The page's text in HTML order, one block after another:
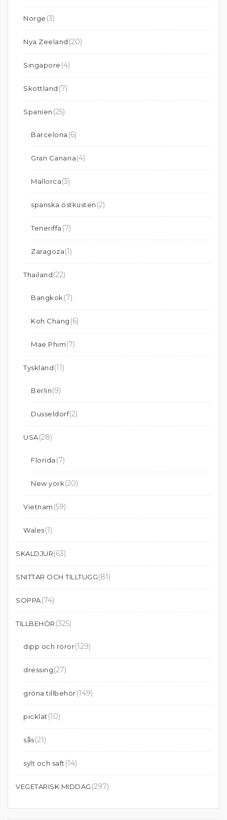
Norge (3)
Nya Zeeland (20)
Singapore (4)
Skottland (7)
Spanien (25)
Barcelona (6)
Gran Canaria(4)
Mallorca(3)
spanska östkusten (2)
Teneriffa (7)
Zaragoza(1)
Thailand(22)
Bangkok (7)
Koh Chang (6)
Mae Phim(7)
Tyskland(11)
Berlin(9)
Dusseldorf(2)
USA(28)
Florida (7)
New york(20)
Vietnam (59)
Wales(1)
SKALDJUR(63)
SNITTAR OCH TILLTUGG(81)
SOPPA(74)
TILLBEHÖR (325)
dipp och röror(129)
dressing(27)
gröna tillbehör(149)
picklat (10)
sås(21)
sylt och saft (14)
VEGETARISK MIDDAG (297)